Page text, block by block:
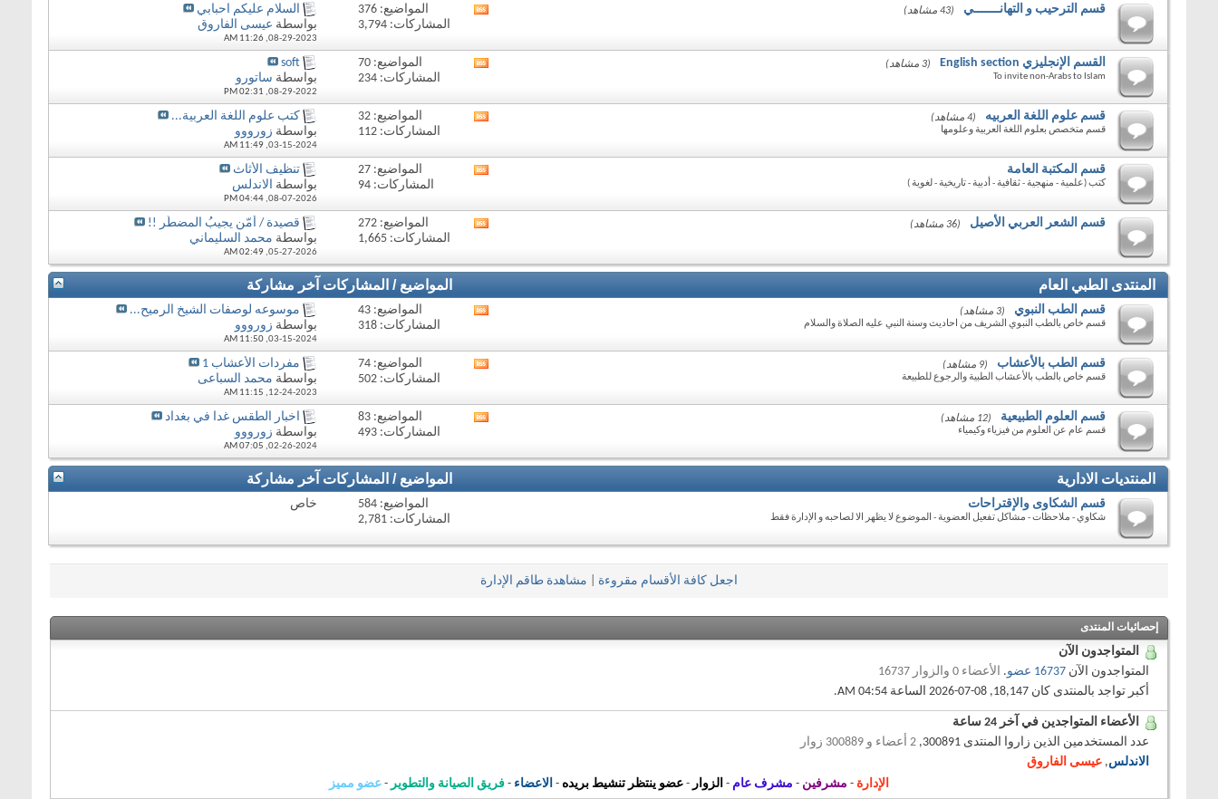
قسم الترحيب و التهانـــــــي (43 مشاهد)
تغذيات
المواضيع: 376
المشاركات: 3,794
السلام عليكم احبابي
بواسطة عيسى الفاروق
08-29-2023,
11:26 AM
القسم الإنجليزي English section (3 مشاهد)
To invite non-Arabs to Islam
تغذيات
المواضيع: 70
المشاركات: 234
soft
بواسطة ساتورو
08-29-2022,
02:31 PM
قسم علوم اللغة العربيه (4 مشاهد)
قسم متخصص بعلوم اللغة العربية وعلومها
تغذيات
المواضيع: 32
المشاركات: 112
كتب علوم اللغة العربية...
بواسطة زورووو
03-15-2024,
11:49 AM
قسم المكتبة العامة
كتب (علمية - منهجية - ثقافية - أدبية - تاريخية - لغوية )
المواضيع: 27
المشاركات: 94
تنظيف الأثاث
بواسطة الاندلس
08-07-2026,
04:44 PM
قسم الشعر العربي الأصيل (36 مشاهد)
تغذيات
المنتدى
المواضيع: 272
المشاركات: 1,665
قصيدة / أمّن يجيبُ المضطّر !!
بواسطة محمد السليماني
05-27-2026,
02:49 AM
المنتدى الطبي العام المواضيع / المشاركات آخر مشاركة
قسم الطب النبوي (3 مشاهد)
قسم خاص بالطب النبوي الشريف من احاديث وسنة النبي عليه الصلاة والسلام
تغذيات
المواضيع: 43
المشاركات: 318
موسوعه لوصفات الشيخ الرميح...
بواسطة زورووو
03-15-2024,
11:50 AM
قسم الطب بالأعشاب (9 مشاهد)
قسم خاص بالطب بالأعشاب الطبية والرجوع للطبيعة
تغذيات
المواضيع: 74
المشاركات: 502
مفردات الأعشاب 1
بواسطة محمد السباعى
12-24-2023,
11:15 AM
قسم العلوم الطبيعية (12 مشاهد)
قسم عام عن العلوم من فيزياء وكيمياء
تغذيات
المنتدى
المواضيع: 83
المشاركات: 493
اخبار الطقس غدا في بغداد
بواسطة زورووو
02-26-2024,
07:05 AM
المنتديات الادارية المواضيع / المشاركات آخر مشاركة
قسم الشكاوى والإقتراحات
شكاوي - ملاحظات - مشاكل تفعيل العضوية - الموضوع لا يظهر الا لصاحبه و الإدارة فقط
المواضيع: 584
المشاركات: 2,781
خاص
اجعل كافة الأقسام مقروءة مشاهدة طاقم الإدارة
إحصائيات المنتدى
المتواجدون الآن
المتواجدون الآن 16737 عضو . الأعضاء 0 والزوار 16737
أكبر تواجد بالمنتدى كان 18,147, 08-07-2026 الساعة
04:54 AM
.
الأعضاء المتواجدين في آخر 24 ساعة
عدد المستخدمين الذين زاروا المنتدى 300891,
2 أعضاء و 300889 زوار
الاندلس, عيسى الفاروق
الإدارة - مشرفين - مشرف عام - الزوار - عضو ينتظر تنشيط بريده - الاعضاء - فريق الصيانة والتطوير - عضو مميز